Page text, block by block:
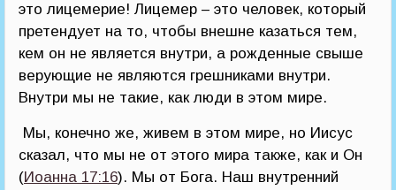
это лицемерие! Лицемер – это человек, который
претендует на то, чтобы внешне казаться тем,
кем он не является внутри, а рожденные свыше
верующие не являются грешниками внутри.
Внутри мы не такие, как люди в этом мире.
Мы, конечно же, живем в этом мире, но Иисус
сказал, что мы не от этого мира также, как и Он
(Иоанна 17:16). Мы от Бога. Наш внутренний